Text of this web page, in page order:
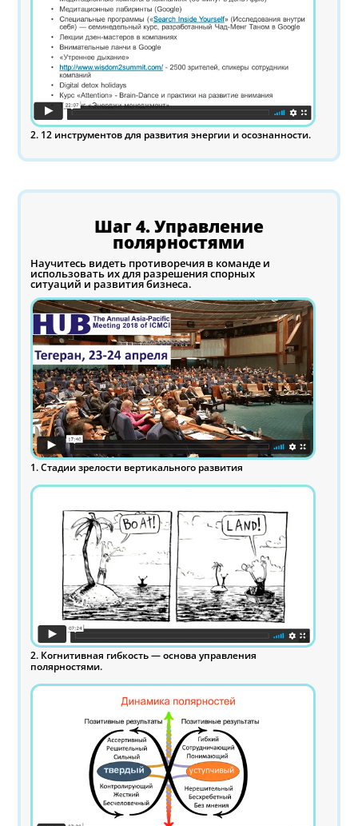
2. 12 инструментов для развития энергии и осознанности.
Шаг 4. Управление
полярностями
Научитесь видеть противоречия в команде и
использовать их для разрешения спорных
ситуаций и развития бизнеса.
1. Стадии зрелости вертикального развития
2. Когнитивная гибкость — основа управления
полярностями.